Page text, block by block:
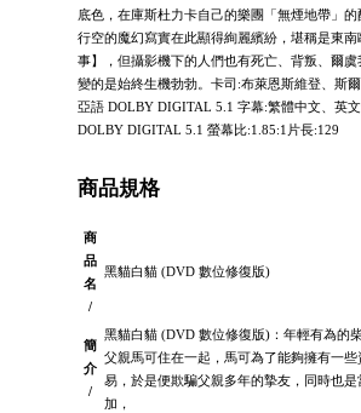
底色，在庫斯杜力卡自己的樂團「無煙地帶」
行空的魔幻寫實在此顯得絢麗繽紛，堪稱是東
事】，但攝影機下的人們也有死亡、背叛、爾虞
變的是始終生機勃勃。卡司:布萊恩斯維登、斯
亞語 DOLBY DIGITAL 5.1 字幕:繁體中文、英
DOLBY DIGITAL 5.1 螢幕比:1.85:1片長:129
商品規格
商
品
名
/
黑貓白貓 (DVD 數位修復版)
簡
介
/
黑貓白貓 (DVD 數位修復版)：年輕有為的
父親馬可住在一起，馬可為了能夠擁有一
易，於是便欺騙父親多年的摯友，同時也
加，